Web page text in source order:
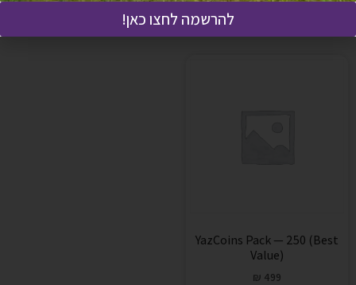
YazCoins Pack — 250 (Best
Value)
₪ 499
להרשמה לחצו כאן!